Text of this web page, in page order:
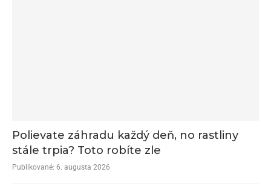
Polievate záhradu každý deň, no rastliny
stále trpia? Toto robíte zle
Publikované: 6. augusta 2026